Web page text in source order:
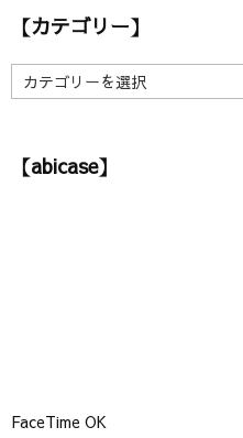
イ【カテゴリー】
【
カ
リ【abicase】
FaceTime OK